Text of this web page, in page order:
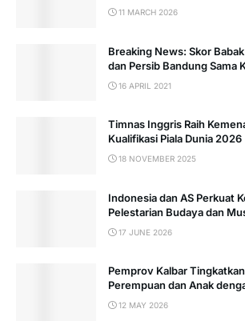
11 MARCH 2026
Breaking News: Skor
dan Persib Bandung Sama
16 APRIL 2021
Timnas Inggris Raih
Kualifikasi Piala Dunia 2026
18 NOVEMBER 2025
Indonesia dan AS Perkuat
Pelestarian Budaya dan
17 JUNE 2026
Pemprov Kalbar
Perempuan dan Anak
12 MAY 2026